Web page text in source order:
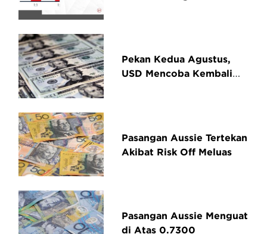
Pekan Kedua Agustus,
USD Mencoba Kembali
Pasangan Aussie Tertekan
Akibat Risk Off Meluas
Pasangan Aussie Menguat
di Atas 0.7300